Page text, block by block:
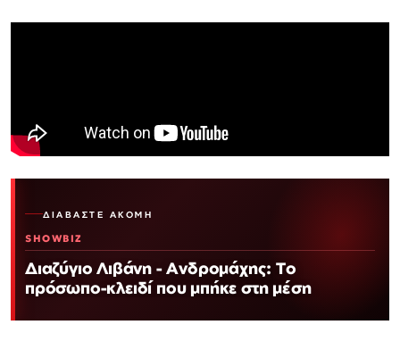
ΔΙΑΒΆΣΤΕ ΑΚΌΜΗ
SHOWBIZ
Διαζύγιο Λιβάνη - Ανδρομάχης: Το
πρόσωπο-κλειδί που μπήκε στη μέση